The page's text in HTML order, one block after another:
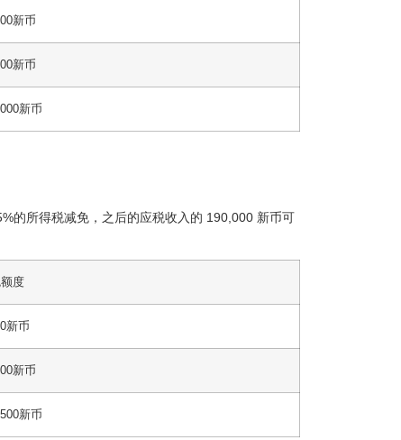
新币
新币
新币
的所得税减免，之后的应税收入的 190,000 新币可
度
新币
新币
新币